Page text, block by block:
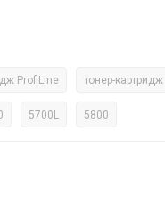
ProfiLine тонер-картридж
5700L 5800